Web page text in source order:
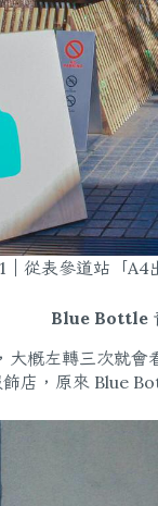
｜從表參道站「A4
Blue Bottle
大概左轉三次就
店，原來 Blue